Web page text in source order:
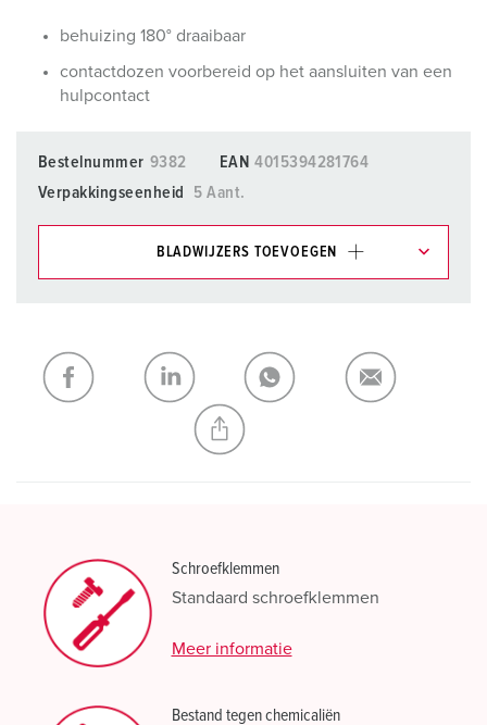
behuizing 180° draaibaar
contactdozen voorbereid op het aansluiten van een
hulpcontact
Bestelnummer 9382 EAN 4015394281764
Verpakkingseenheid
5 Aant.
BLADWIJZERS TOEVOEGEN
Mijn lijst TOEVOEGEN
NIEUW LIJST MAKEN
Schroefklemmen
Standaard schroefklemmen
Meer informatie
Bestand tegen chemicaliën